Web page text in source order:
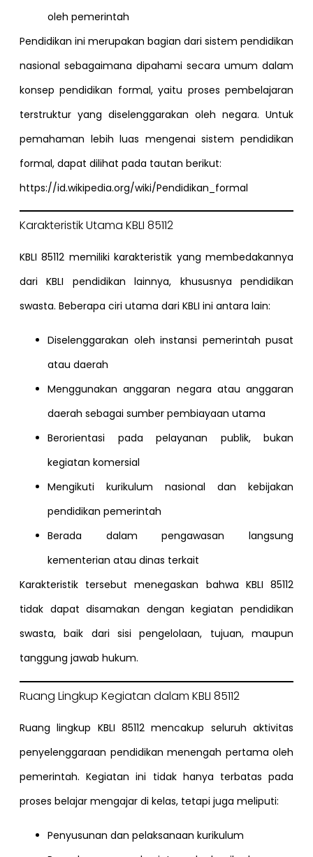
oleh pemerintah
Pendidikan ini merupakan bagian dari sistem pendidikan
nasional sebagaimana dipahami secara umum dalam
konsep pendidikan formal, yaitu proses pembelajaran
terstruktur yang diselenggarakan oleh negara. Untuk
pemahaman lebih luas mengenai sistem pendidikan
formal, dapat dilihat pada tautan berikut:
https://id.wikipedia.org/wiki/Pendidikan_formal
Karakteristik Utama KBLI 85112
KBLI 85112 memiliki karakteristik yang membedakannya
dari KBLI pendidikan lainnya, khususnya pendidikan
swasta. Beberapa ciri utama dari KBLI ini antara lain:
Diselenggarakan oleh instansi pemerintah pusat
atau daerah
Menggunakan anggaran negara atau anggaran
daerah sebagai sumber pembiayaan utama
Berorientasi pada pelayanan publik, bukan
kegiatan komersial
Mengikuti kurikulum nasional dan kebijakan
pendidikan pemerintah
Berada dalam pengawasan langsung
kementerian atau dinas terkait
Karakteristik tersebut menegaskan bahwa KBLI 85112
tidak dapat disamakan dengan kegiatan pendidikan
swasta, baik dari sisi pengelolaan, tujuan, maupun
tanggung jawab hukum.
Ruang Lingkup Kegiatan dalam KBLI 85112
Ruang lingkup KBLI 85112 mencakup seluruh aktivitas
penyelenggaraan pendidikan menengah pertama oleh
pemerintah. Kegiatan ini tidak hanya terbatas pada
proses belajar mengajar di kelas, tetapi juga meliputi:
Penyusunan dan pelaksanaan kurikulum